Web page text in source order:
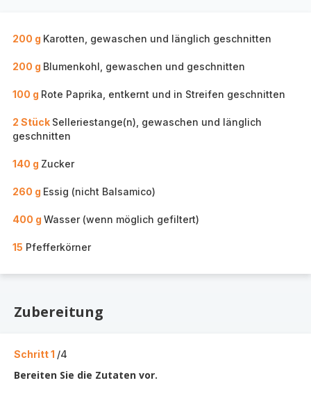
200 g Karotten, gewaschen und länglich geschnitten
200 g Blumenkohl, gewaschen und geschnitten
100 g Rote Paprika, entkernt und in Streifen geschnitten
2 Stück Selleriestange(n), gewaschen und länglich
geschnitten
140 g Zucker
260 g Essig (nicht Balsamico)
400 g Wasser (wenn möglich gefiltert)
15 Pfefferkörner
Zubereitung
Schritt 1 /4
Bereiten Sie die Zutaten vor.